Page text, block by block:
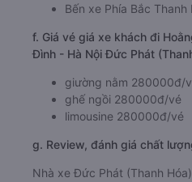
Bến xe Phía Bắc Thanh
f. Giá vé giá xe khách đi
Đình - Hà Nội Đức Phát
giường nằm 280000đ/
ghế ngồi 280000đ/vé
limousine 280000đ/vé
g. Review, đánh giá chất
Nhà xe Đức Phát (Thanh